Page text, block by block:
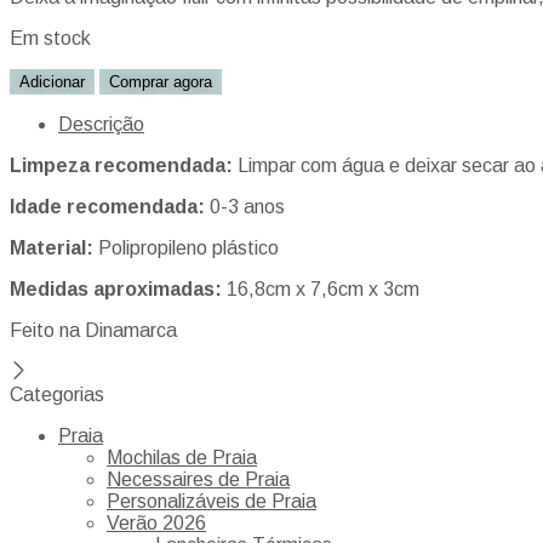
Em stock
Adicionar Comprar agora
Descrição
Limpeza recomendada: Limpar com água e deixar secar ao
Idade recomendada: 0-3 anos
Material: Polipropileno plástico
Medidas aproximadas: 16,8cm x 7,6cm x 3cm
Feito na Dinamarca
Categorias
Praia
Mochilas de Praia
Necessaires de Praia
Personalizáveis de Praia
Verão 2026